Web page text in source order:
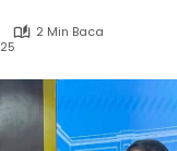
2 Min Baca